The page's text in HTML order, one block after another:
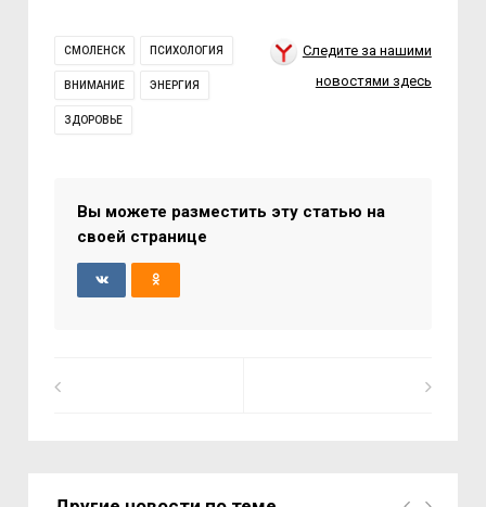
СМОЛЕНСК ПСИХОЛОГИЯ
ВНИМАНИЕ ЭНЕРГИЯ
ЗДОРОВЬЕ
Следите за нашими
новостями здесь
Вы можете разместить эту статью на
своей странице